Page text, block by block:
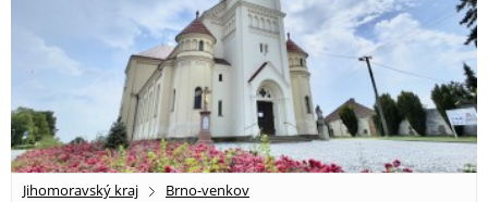
Jihomoravský kraj Brno-venkov